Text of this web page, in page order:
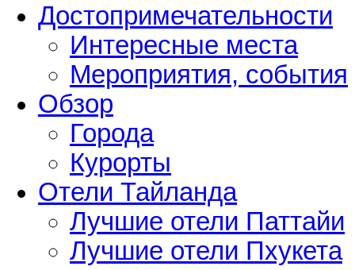
Достопримечательности
Интересные места
Мероприятия, события
Обзор
Города
Курорты
Отели Тайланда
Лучшие отели Паттайи
Лучшие отели Пхукета